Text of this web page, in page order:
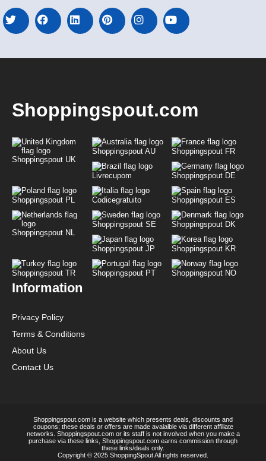
Shoppingspout.com
Shoppingspout UK
Shoppingspout AU Shoppingspout FR
Livrecupom Shoppingspout DE
Shoppingspout PL Codicegratuito Shoppingspout ES
Shoppingspout NL
Shoppingspout SE Shoppingspout DK
Shoppingspout JP Shoppingspout KR
Shoppingspout TR Shoppingspout PT Shoppingspout NO
Information
Privacy Policy
Terms & Conditions
About Us
Contact Us
Shoppingspout.com is a website which presents deals, discounts and
coupons; these deals or offers are made avaialble via different affiliate
networks. Shoppingspout.com or its staff is not involved when you make a
purchase via these links, Shoppingspout.com earns commission through
these links/deals only.
Copyright © 2025 ShoppingSpout All rights reserved.